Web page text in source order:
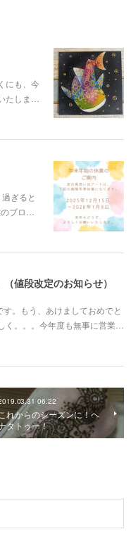
にも、今
たしま…
ぎると
ブロ…
値段改定のお知らせ）
。もう、あけましておめでと
く。。。今年度も無事に営業…
06:22
これからのシーズンに！ヘ
タトゥー！